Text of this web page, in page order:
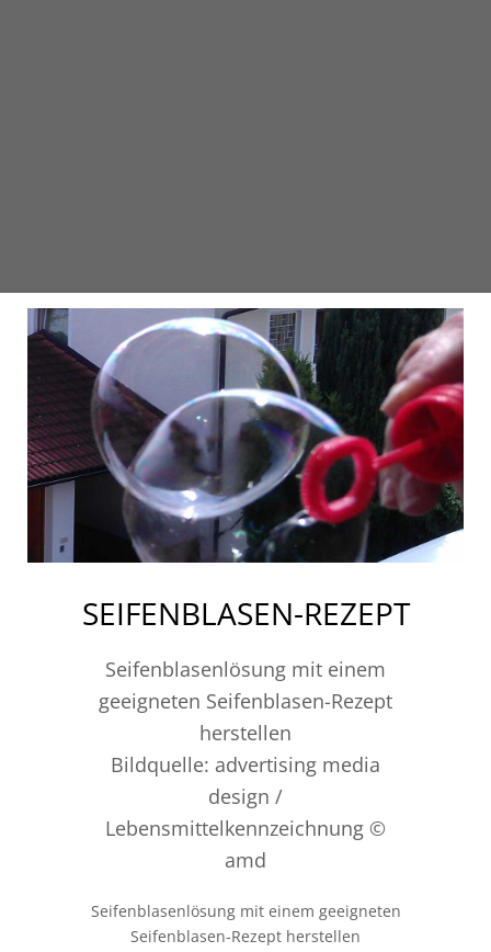
SEIFENBLASEN-REZEPT
Seifenblasenlösung mit einem
geeigneten Seifenblasen-Rezept
herstellen
Bildquelle: advertising media
design /
Lebensmittelkennzeichnung ©
amd
Seifenblasenlösung mit einem geeigneten
Seifenblasen-Rezept herstellen